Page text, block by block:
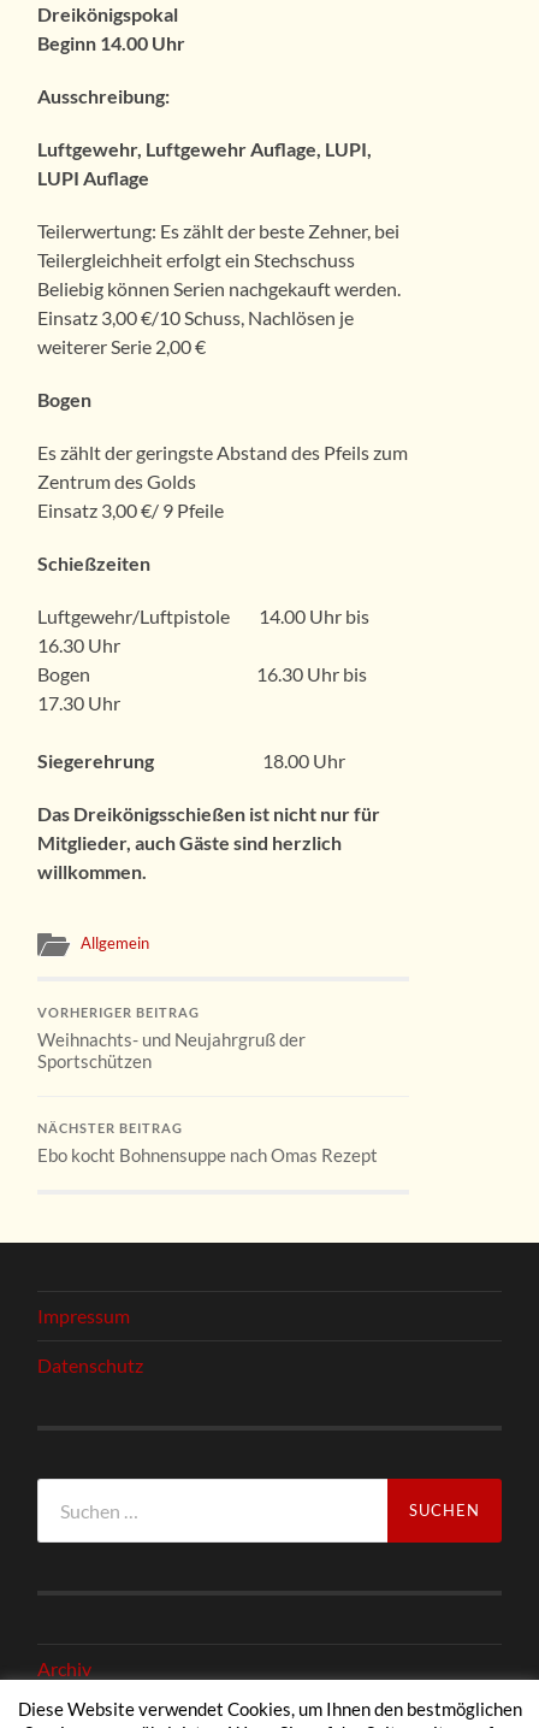
Dreikönigspokal
Beginn 14.00 Uhr
Ausschreibung:
Luftgewehr, Luftgewehr Auflage, LUPI,
LUPI Auflage
Teilerwertung: Es zählt der beste Zehner, bei
Teilergleichheit erfolgt ein Stechschuss
Beliebig können Serien nachgekauft werden.
Einsatz 3,00 €/10 Schuss, Nachlösen je
weiterer Serie 2,00 €
Bogen
Es zählt der geringste Abstand des Pfeils zum
Zentrum des Golds
Einsatz 3,00 €/ 9 Pfeile
Schießzeiten
Luftgewehr/Luftpistole 14.00 Uhr bis
16.30 Uhr
Bogen 16.30 Uhr bis
17.30 Uhr
Siegerehrung 18.00 Uhr
Das Dreikönigsschießen ist nicht nur für
Mitglieder, auch Gäste sind herzlich
willkommen.
Allgemein
VORHERIGER BEITRAG
Weihnachts- und Neujahrgruß der
Sportschützen
NÄCHSTER BEITRAG
Ebo kocht Bohnensuppe nach Omas Rezept
Impressum
Datenschutz
nach:
Archiv
Diese Website verwendet Cookies, um Ihnen den bestmöglichen